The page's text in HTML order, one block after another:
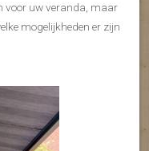
voor uw veranda, maar
mogelijkheden er zijn